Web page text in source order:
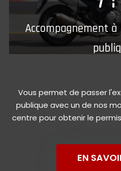
Accompagnement
Vous permet de passer
publique avec un de nos
centre pour obtenir le
EN